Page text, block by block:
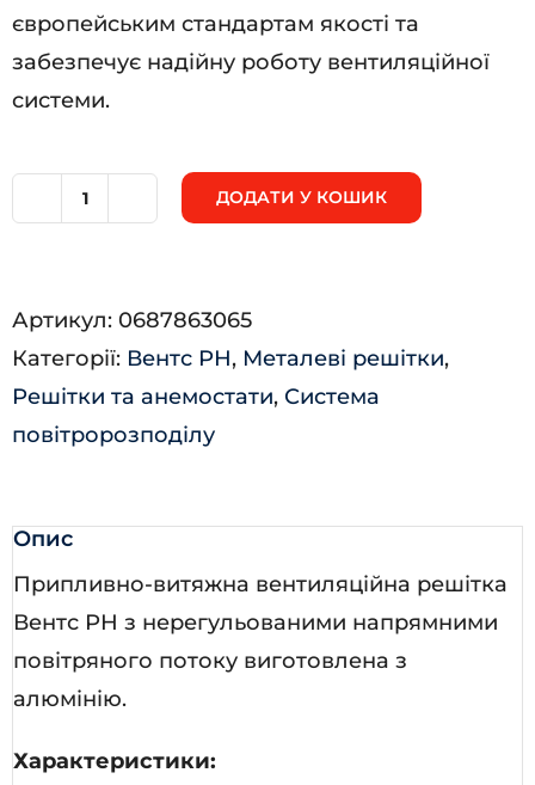
європейським стандартам якості та
забезпечує надійну роботу вентиляційної
системи.
8017)
кількість
ДОДАТИ У КОШИК
Артикул: 0687863065
Категорії: Вентс РН, Металеві решітки,
Решітки та анемостати, Система
повітророзподілу
Опис
Припливно-витяжна вентиляційна решітка
Вентс РН з нерегульованими напрямними
повітряного потоку виготовлена з
алюмінію.
Характеристики: